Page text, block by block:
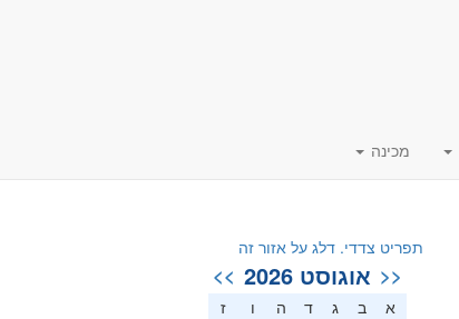
מכינה
תפריט צדדי. דלג על אזור זה
<< אוגוסט 2026 >>
א ב ג ד ה ו
ז